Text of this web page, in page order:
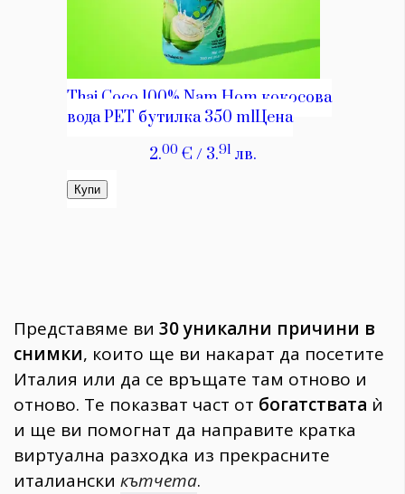
Представяме ви 30 уникални причини в
снимки, които ще ви накарат да посетите
Италия или да се връщате там отново и
отново. Те показват част от богатствата ѝ
и ще ви помогнат да направите кратка
виртуална разходка из прекрасните
италиански кътчета.